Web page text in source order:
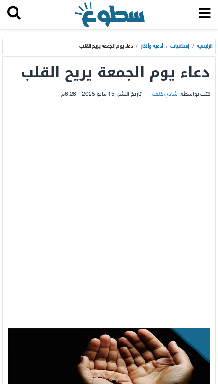
الرئيسية / إسلاميات ، أدعية وأذكار / دعاء يوم الجمعة يريح القلب
دعاء يوم الجمعة يريح القلب
كتب بواسطة: شادي خلف – تاريخ النشر: 15 مايو 2025 - 6:26م